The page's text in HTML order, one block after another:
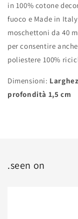
in 100% cotone
fuoco e Made in
moschettoni da 40
per consentire
poliestere 100%
Dimensioni:
profondità 1,5 cm
.seen on